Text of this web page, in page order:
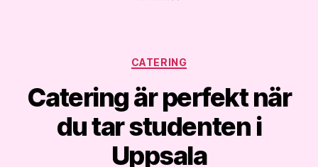
Kategorier
CATERING
Catering är perfekt när
du tar studenten i
Uppsala